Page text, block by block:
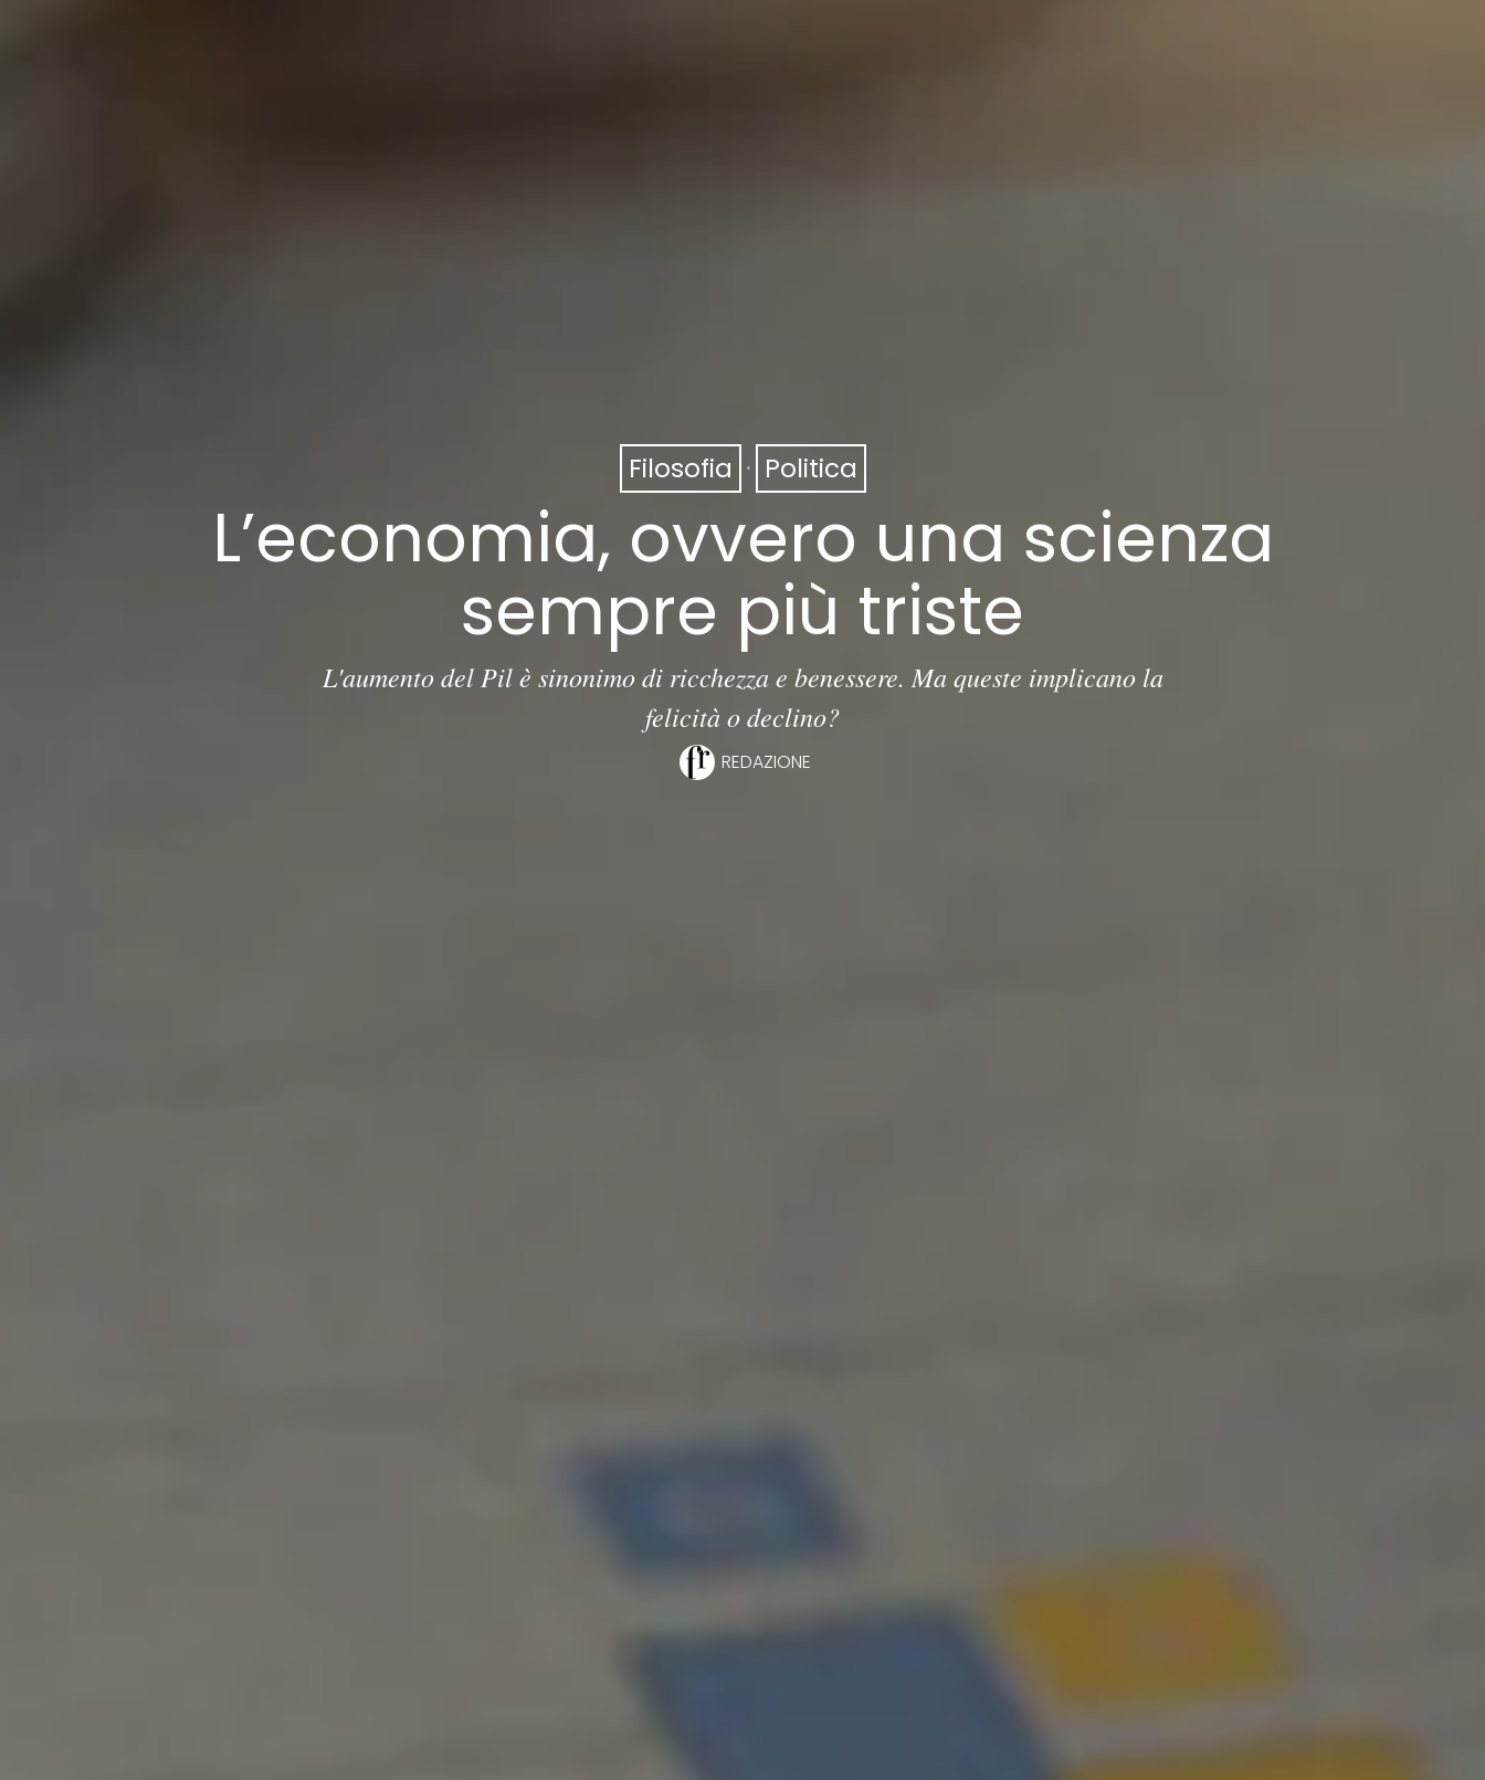
Filosofia · Politica
L’economia, ovvero una scienza
sempre più triste
L'aumento del Pil è sinonimo di ricchezza e benessere. Ma queste implicano la
felicità o declino?
REDAZIONE